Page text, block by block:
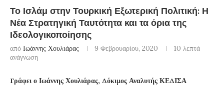
Το Ισλάμ στην Τουρκική Εξωτερική Πολιτική: Η
Νέα Στρατηγική Ταυτότητα και τα όρια της
Ιδεολογικοποίησης
από Ιωάννης Χουλιάρας 9 Φεβρουαρίου, 2020
10 λεπτά
ανάγνωση
Γράφει ο Ιωάννης Χουλιάρας, Δόκιμος Αναλυτής ΚΕΔΙΣΑ